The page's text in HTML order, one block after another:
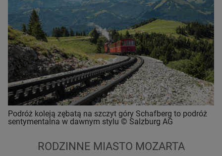
Podróż koleją zębatą na szczyt góry Schafberg to podróż
sentymentalna w dawnym stylu © Salzburg AG
RODZINNE MIASTO MOZARTA